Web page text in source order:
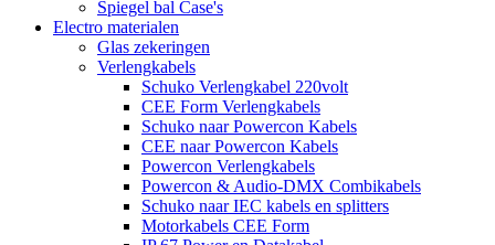
Spiegel bal Case's
Electro materialen
Glas zekeringen
Verlengkabels
Schuko Verlengkabel 220volt
CEE Form Verlengkabels
Schuko naar Powercon Kabels
CEE naar Powercon Kabels
Powercon Verlengkabels
Powercon & Audio-DMX Combikabels
Schuko naar IEC kabels en splitters
Motorkabels CEE Form